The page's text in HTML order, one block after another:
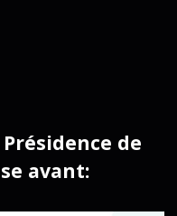
de
avant: